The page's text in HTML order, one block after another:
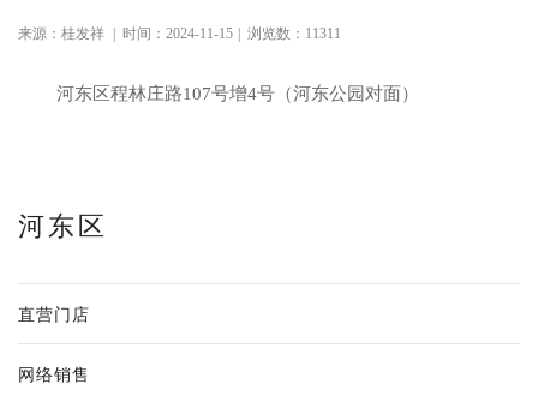
来源：桂发祥 时间：2024-11-15 浏览数：11311
河东区程林庄路107号增4号（河东公园对面）
河东区
直营门店
网络销售